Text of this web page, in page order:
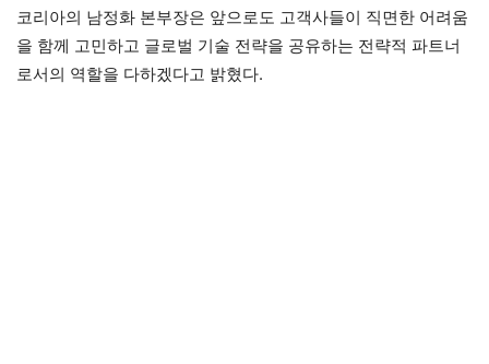
코리아의 남정화 본부장은 앞으로도 고객사들이 직면한 어려움
을 함께 고민하고 글로벌 기술 전략을 공유하는 전략적 파트너
로서의 역할을 다하겠다고 밝혔다.